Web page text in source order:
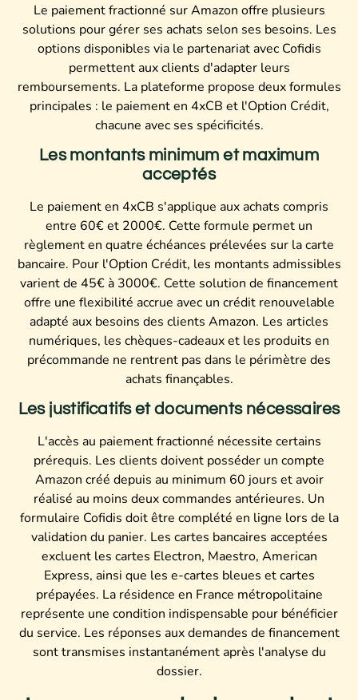
Le paiement fractionné sur Amazon offre plusieurs
solutions pour gérer ses achats selon ses besoins. Les
options disponibles via le partenariat avec Cofidis
permettent aux clients d'adapter leurs
remboursements. La plateforme propose deux formules
principales : le paiement en 4xCB et l'Option Crédit,
chacune avec ses spécificités.
Les montants minimum et maximum
acceptés
Le paiement en 4xCB s'applique aux achats compris
entre 60€ et 2000€. Cette formule permet un
règlement en quatre échéances prélevées sur la carte
bancaire. Pour l'Option Crédit, les montants admissibles
varient de 45€ à 3000€. Cette solution de financement
offre une flexibilité accrue avec un crédit renouvelable
adapté aux besoins des clients Amazon. Les articles
numériques, les chèques-cadeaux et les produits en
précommande ne rentrent pas dans le périmètre des
achats finançables.
Les justificatifs et documents nécessaires
L'accès au paiement fractionné nécessite certains
prérequis. Les clients doivent posséder un compte
Amazon créé depuis au minimum 60 jours et avoir
réalisé au moins deux commandes antérieures. Un
formulaire Cofidis doit être complété en ligne lors de la
validation du panier. Les cartes bancaires acceptées
excluent les cartes Electron, Maestro, American
Express, ainsi que les e-cartes bleues et cartes
prépayées. La résidence en France métropolitaine
représente une condition indispensable pour bénéficier
du service. Les réponses aux demandes de financement
sont transmises instantanément après l'analyse du
dossier.